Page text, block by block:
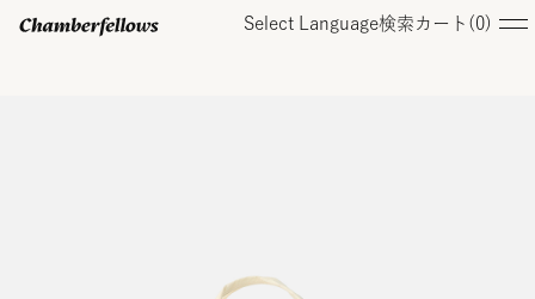
Select Language検索 カート( 0)